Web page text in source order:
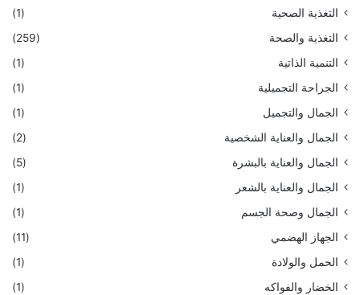
التغذية الصحية
(1)
التغذية والصحة
(259)
التنمية الذاتية
(1)
الجراحة التجميلية
(1)
الجمال والتجميل
(1)
الجمال والعناية الشخصية
(2)
الجمال والعناية بالبشرة
(5)
الجمال والعناية بالشعر
(1)
الجمال وصحة الجسم
(1)
الجهاز الهضمي
(11)
الحمل والولادة
(1)
الخضار والفواكه
(1)